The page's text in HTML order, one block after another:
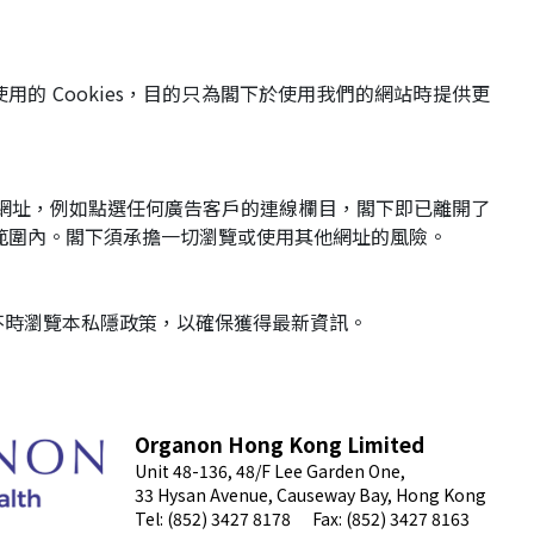
的 Cookies，目的只為閣下於使用我們的網站時提供更
，例如點選任何廣告客戶的連線欄目，閣下即已離開了
內。閣下須承擔一切瀏覽或使用其他網址的風險。
瀏覽本私隱政策，以確保獲得最新資訊。
Organon Hong Kong Limited
Unit 48-136, 48/F Lee Garden One,
33 Hysan Avenue, Causeway Bay, Hong Kong
Tel: (852) 3427 8178
Fax: (852) 3427 8163